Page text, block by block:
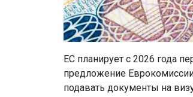
ЕС планирует с 2026 года
предложение
подавать документы на